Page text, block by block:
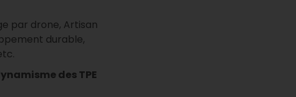
par drone, Artisan
durable,
des TPE